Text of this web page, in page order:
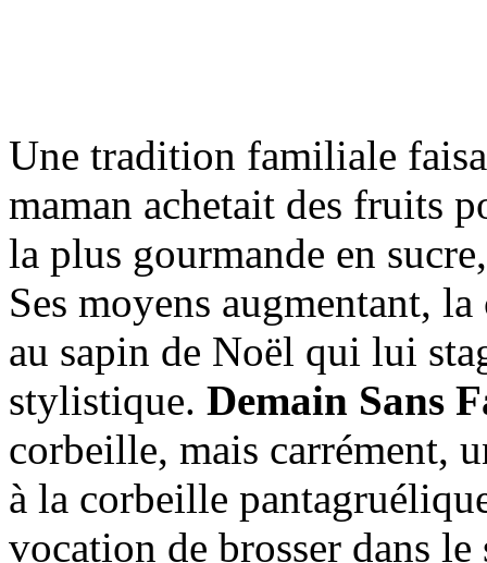
Une tradition familiale
maman achetait des fruits
la plus gourmande en
Ses moyens augmentant,
au sapin de Noël qui lui
stylistique. Demain Sans
corbeille, mais carrément,
à la corbeille
vocation de brosser dans